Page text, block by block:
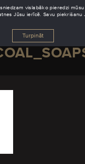
vislabāko pieredzi
Jūsu ierīcē. Savu
Turpināt